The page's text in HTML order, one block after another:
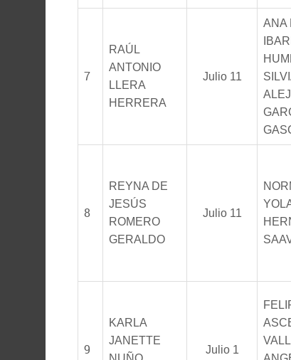
7
RAÚL
ANTONIO
LLERA
HERRERA
Julio 11
ANA
8
REYNA DE
JESÚS
ROMERO
GERALDO
Julio 11
9
KARLA
JANETTE
Julio 1